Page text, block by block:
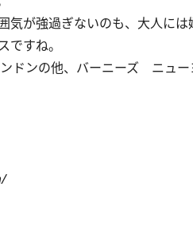
が強過ぎないのも、大人に
ですね。
ドンの他、バーニーズ ニュ